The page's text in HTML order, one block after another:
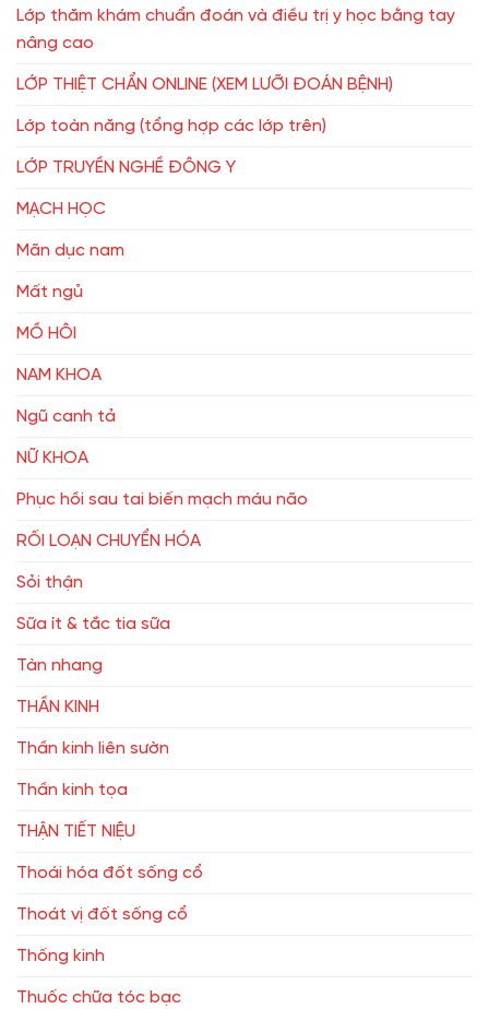
Lớp thăm khám chuẩn đoán và điều trị y học bằng tay
nâng cao
LỚP THIỆT CHẨN ONLINE (XEM LƯỠI ĐOÁN BỆNH)
Lớp toàn năng (tổng hợp các lớp trên)
LỚP TRUYỀN NGHỀ ĐÔNG Y
MẠCH HỌC
Mãn dục nam
Mất ngủ
MỒ HÔI
NAM KHOA
Ngũ canh tả
NỮ KHOA
Phục hồi sau tai biến mạch máu não
RỐI LOẠN CHUYỂN HÓA
Sỏi thận
Sữa ít & tắc tia sữa
Tàn nhang
THẦN KINH
Thần kinh liên sườn
Thần kinh tọa
THẬN TIẾT NIỆU
Thoái hóa đốt sống cổ
Thoát vị đốt sống cổ
Thống kinh
Thuốc chữa tóc bạc